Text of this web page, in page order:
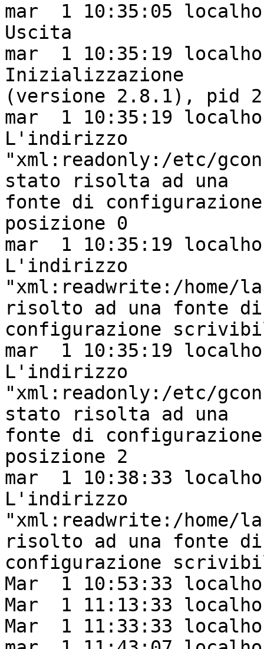
mar  1 10:35:05
Uscita
mar  1 10:35:19
Inizializzazione
(versione 2.8.1), pid
mar  1 10:35:19
L'indirizzo
"xml:readonly:/etc/
stato risolta ad una
fonte di
posizione 0
mar  1 10:35:19
L'indirizzo
"xml:readwrite:/home/
risolto ad una fonte di
configurazione
mar  1 10:35:19
L'indirizzo
"xml:readonly:/etc/
stato risolta ad una
fonte di
posizione 2
mar  1 10:38:33
L'indirizzo
"xml:readwrite:/home/
risolto ad una fonte di
configurazione
Mar  1 10:53:33
Mar  1 11:13:33
Mar  1 11:33:33